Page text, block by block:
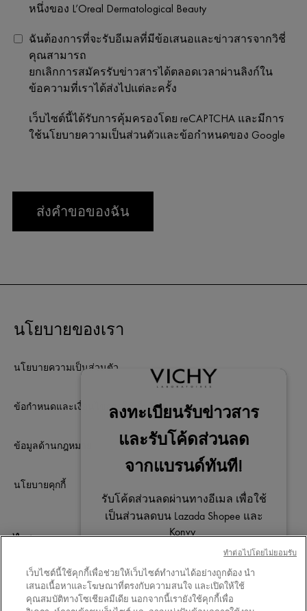
หนึ่งของ L’Oreal Dermatological Beauty
ฉันต้องการที่จะรับอีเมลที่มีข้อเสนอและข่าวสารจากวิชี่
คุณสามารถ
ยกเลิกการสมัครรับข่าวสารได้ตลอดเวลาผ่านลิงก์ใน
ข้อความที่เราได้ส่งไปแต่ละครั้ง
เว็บไซต์นี้ได้รับการคุ้มครองโดย reCAPTCHA และมีการ
ใช้นโยบายความเป็นส่วนตัวและข้อกำหนดของ Google
นโยบายของเรา
นโยบายความเป็นส่วนตัว
ข้อกำหนดและเงื่อนไขการใช้เว็บไซต์
ข้อมูลด้านกฎหมาย
นโยบายคุกกี้
ไม่พลาดการติดต่อ
เว็บไซต์นี้ใช้คุกกี้เพื่อช่วยให้เว็บไซต์ทำงานได้อย่างถูกต้อง นำ
เสนอเนื้อหาและโฆษณาที่ตรงกับความสนใจ และเปิดให้ใช้
คุณสมบัติทางโซเชียลมีเดีย นอกจากนี้เรายังใช้คุกกี้เพื่อ
ทําต่อไปโดยไม่ยอมรับ